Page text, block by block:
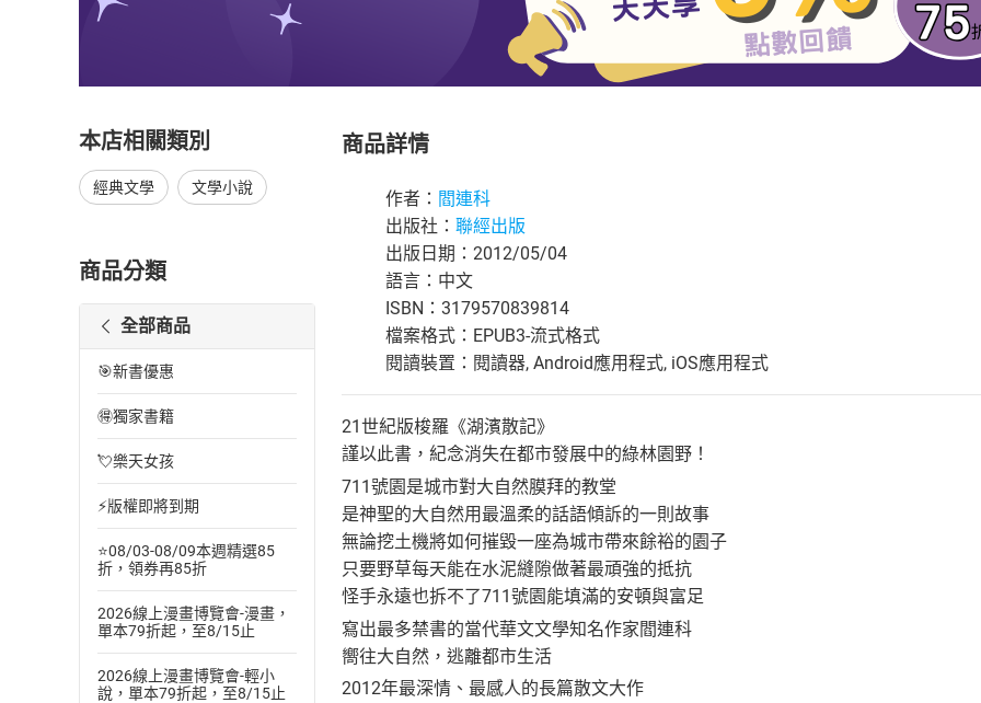
本店相關類別
經典文學 文學小說
商品分類
全部商品
🎯新書優惠
🉐獨家書籍
💘樂天女孩
⚡版權即將到期
⭐08/03-08/09本週精選85
折，領券再85折
2026線上漫畫博覽會-漫畫，
單本79折起，至8/15止
2026線上漫畫博覽會-輕小
說，單本79折起，至8/15止
商品詳情
作者： 閻連科
出版社： 聯經出版
出版日期：2012/05/04
語言：中文
ISBN：3179570839814
檔案格式：EPUB3-流式格式
閱讀裝置：閱讀器, Android應用程式, iOS應用程式
21世紀版梭羅《湖濱散記》
謹以此書，紀念消失在都市發展中的綠林園野！
711號園是城市對大自然膜拜的教堂
是神聖的大自然用最溫柔的話語傾訴的一則故事
無論挖土機將如何摧毀一座為城市帶來餘裕的園子
只要野草每天能在水泥縫隙做著最頑強的抵抗
怪手永遠也拆不了711號園能填滿的安頓與富足
寫出最多禁書的當代華文文學知名作家閻連科
嚮往大自然，逃離都市生活
2012年最深情、最感人的長篇散文大作